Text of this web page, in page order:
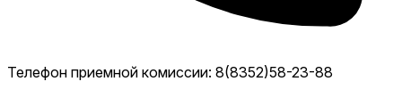
Телефон приемной комиссии: 8(8352)58-23-88